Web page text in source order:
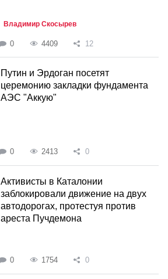
Владимир Скосырев
0 4409 12
Путин и Эрдоган посетят
церемонию закладки фундамента
АЭС "Аккую"
0 2413 0
Активисты в Каталонии
заблокировали движение на двух
автодорогах, протестуя против
ареста Пучдемона
0 1754 0